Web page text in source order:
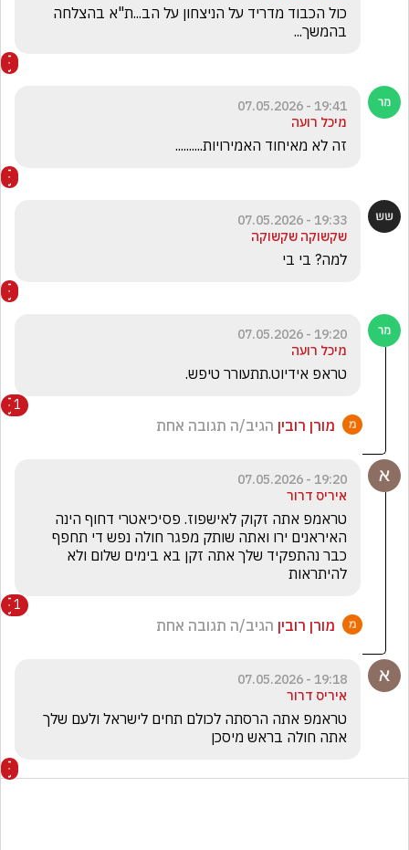
בהמשך...
19:41 - 07.05.2026
מיכל רועה
זה לא מאיחוד האמירויות..........
19:33 - 07.05.2026
שקשוקה שקשוקה
למה? בי בי
19:20 - 07.05.2026
מיכל רועה
טראפ אידיוט.תתעורר טיפש.
1
מורן רובין הגיב/ה תגובה אחת
19:20 - 07.05.2026
איריס דרור
להיתראות
1
מורן רובין הגיב/ה תגובה אחת
19:18 - 07.05.2026
איריס דרור
אתה חולה בראש מיסכן